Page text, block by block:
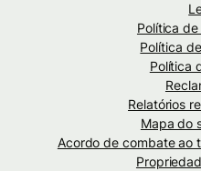
Política
Política
Política
Relatórios
Mapa do
Acordo de combate ao